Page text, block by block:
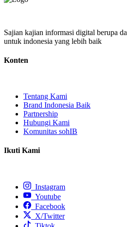
Sajian kajian informasi digital berupa
untuk indonesia yang lebih baik
Konten
Tentang Kami
Brand Indonesia Baik
Partnership
Hubungi Kami
Komunitas sohIB
Ikuti Kami
Instagram
Youtube
Facebook
X/Twitter